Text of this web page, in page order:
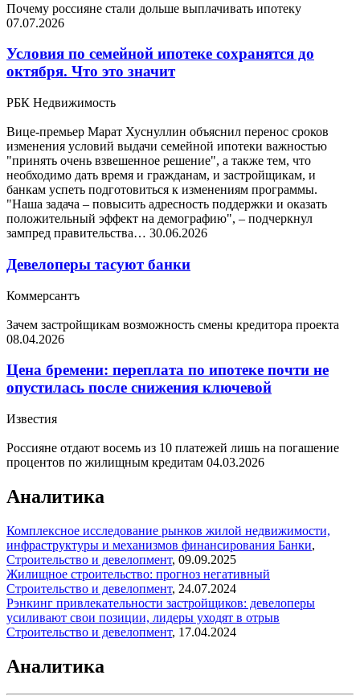
Почему россияне стали дольше выплачивать ипотеку
07.07.2026
Условия по семейной ипотеке сохранятся до
октября. Что это значит
РБК Недвижимость
Вице-премьер Марат Хуснуллин объяснил перенос сроков
изменения условий выдачи семейной ипотеки важностью
"принять очень взвешенное решение", а также тем, что
необходимо дать время и гражданам, и застройщикам, и
банкам успеть подготовиться к изменениям программы.
"Наша задача – повысить адресность поддержки и оказать
положительный эффект на демографию", – подчеркнул
зампред правительства… 30.06.2026
Девелоперы тасуют банки
Коммерсантъ
Зачем застройщикам возможность смены кредитора проекта
08.04.2026
Цена бремени: переплата по ипотеке почти не
опустилась после снижения ключевой
Известия
Россияне отдают восемь из 10 платежей лишь на погашение
процентов по жилищным кредитам 04.03.2026
Аналитика
Комплексное исследование рынков жилой недвижимости,
инфраструктуры и механизмов финансирования Банки,
Строительство и девелопмент, 09.09.2025
Жилищное строительство: прогноз негативный
Строительство и девелопмент, 24.07.2024
Рэнкинг привлекательности застройщиков: девелоперы
усиливают свои позиции, лидеры уходят в отрыв
Строительство и девелопмент, 17.04.2024
Аналитика